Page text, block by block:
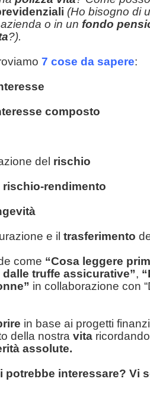
(Ho bisogno di
o in un fondo
?).
7 cose da sapere:
composto
del rischio
rischio-rendimento
e il trasferimento
come “Cosa leggere
truffe assicurative”,
in collaborazione con
in base ai progetti
della nostra vita
assolute.
potrebbe interessare? Vi